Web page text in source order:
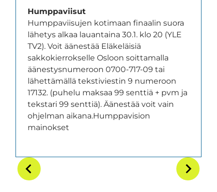
Humppaviisut
Humppaviisujen kotimaan finaalin suora
lähetys alkaa lauantaina 30.1. klo 20 (YLE
TV2). Voit äänestää Eläkeläisiä
sakkokierrokselle Osloon soittamalla
äänestysnumeroon 0700-717-09 tai
lähettämällä tekstiviestin 9 numeroon
17132. (puhelu maksaa 99 senttiä + pvm ja
tekstari 99 senttiä). Äänestää voit vain
ohjelman aikana.Humppavision
mainokset